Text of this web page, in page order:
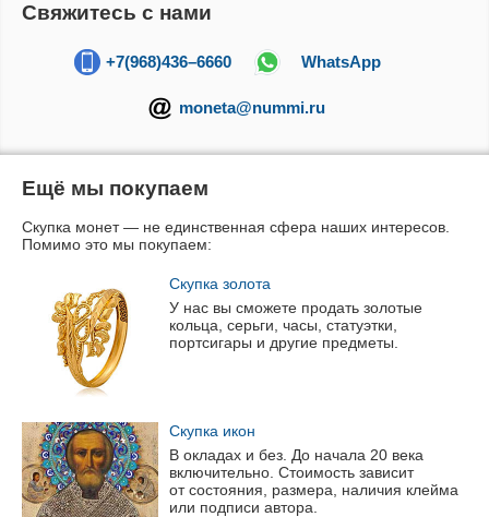
Свяжитесь с нами
+7(968)436–6660 WhatsApp
moneta@nummi.ru
Ещё мы покупаем
Скупка монет — не единственная сфера наших интересов.
Помимо это мы покупаем:
Скупка золота
У нас вы сможете продать золотые
кольца, серьги, часы, статуэтки,
портсигары и другие предметы.
Скупка икон
В окладах и без. До начала 20 века
включительно. Стоимость зависит
от состояния, размера, наличия клейма
или подписи автора.